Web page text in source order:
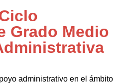
Grado Medio
administrativo en el ámbito